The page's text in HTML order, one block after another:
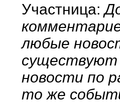
Участница:
любые
существуют
новости по
то же